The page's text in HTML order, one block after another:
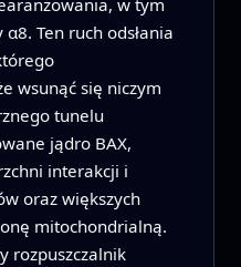
Ten ruch odsłania
wsunąć się niczym
tunelu
jądro BAX,
interakcji i
oraz większych
mitochondrialną.
rozpuszczalnik